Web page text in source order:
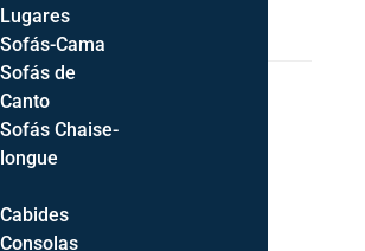
Lugares
Sofás-Cama
Sofás de
Canto
Sofás Chaise-
longue
Cabides
Consolas